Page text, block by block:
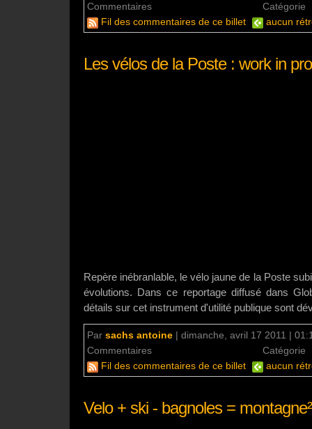
Commentaires
Catégorie
Fil des commentaires de ce billet
aucun
Les vélos de la Poste : work in
Repère inébranlable, le vélo jaune de la Poste
évolutions. Dans ce reportage diffusé dans
détails sur cet instrument d'utilité publique sont
Par sachs antoine | dimanche, avril 17 2011 |
Commentaires
Catégorie
Fil des commentaires de ce billet
aucun
Velo + ski - bagnoles = montagne²